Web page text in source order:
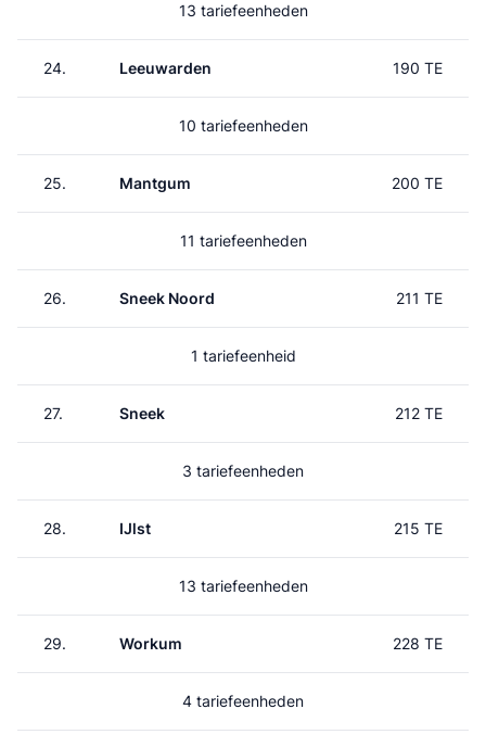
13 tariefeenheden
24. Leeuwarden 190 TE
10 tariefeenheden
25. Mantgum 200 TE
11 tariefeenheden
26. Sneek Noord 211 TE
1 tariefeenheid
27. Sneek 212 TE
3 tariefeenheden
28. IJlst 215 TE
13 tariefeenheden
29. Workum 228 TE
4 tariefeenheden